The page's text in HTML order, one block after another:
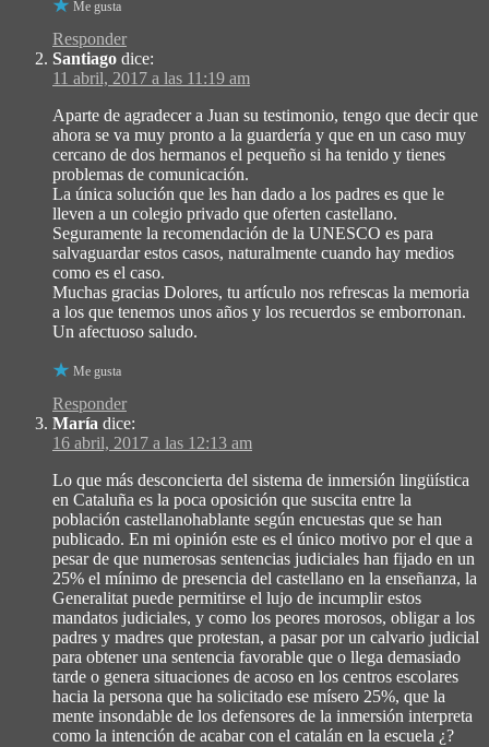
Me gusta
Responder
Santiago dice:
11 abril, 2017 a las 11:19 am
Aparte de agradecer a Juan su testimonio, tengo que decir que
ahora se va muy pronto a la guardería y que en un caso muy
cercano de dos hermanos el pequeño si ha tenido y tienes
problemas de comunicación.
La única solución que les han dado a los padres es que le
lleven a un colegio privado que oferten castellano.
Seguramente la recomendación de la UNESCO es para
salvaguardar estos casos, naturalmente cuando hay medios
como es el caso.
Muchas gracias Dolores, tu artículo nos refrescas la memoria
a los que tenemos unos años y los recuerdos se emborronan.
Un afectuoso saludo.
Me gusta
Responder
María dice:
16 abril, 2017 a las 12:13 am
Lo que más desconcierta del sistema de inmersión lingüística
en Cataluña es la poca oposición que suscita entre la
población castellanohablante según encuestas que se han
publicado. En mi opinión este es el único motivo por el que a
pesar de que numerosas sentencias judiciales han fijado en un
25% el mínimo de presencia del castellano en la enseñanza, la
Generalitat puede permitirse el lujo de incumplir estos
mandatos judiciales, y como los peores morosos, obligar a los
padres y madres que protestan, a pasar por un calvario judicial
para obtener una sentencia favorable que o llega demasiado
tarde o genera situaciones de acoso en los centros escolares
hacia la persona que ha solicitado ese mísero 25%, que la
mente insondable de los defensores de la inmersión interpreta
como la intención de acabar con el catalán en la escuela ¿?